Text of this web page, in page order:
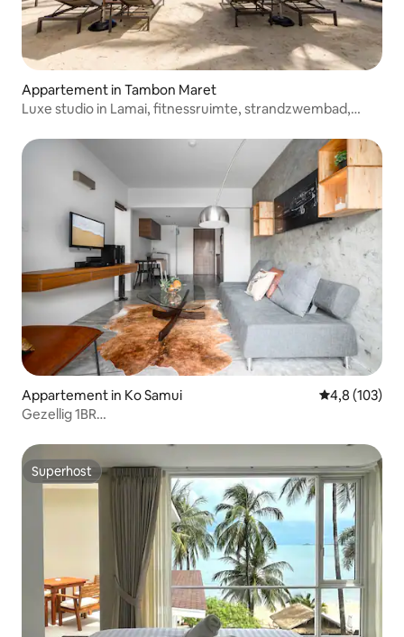
Appartement in Tambon Maret
Luxe studio in Lamai, fitnessruimte, strandzwembad,
Appartement in Ko Samui Gemiddelde
4,8 (103)
Gezellig 1BR
Superhost
Superhost